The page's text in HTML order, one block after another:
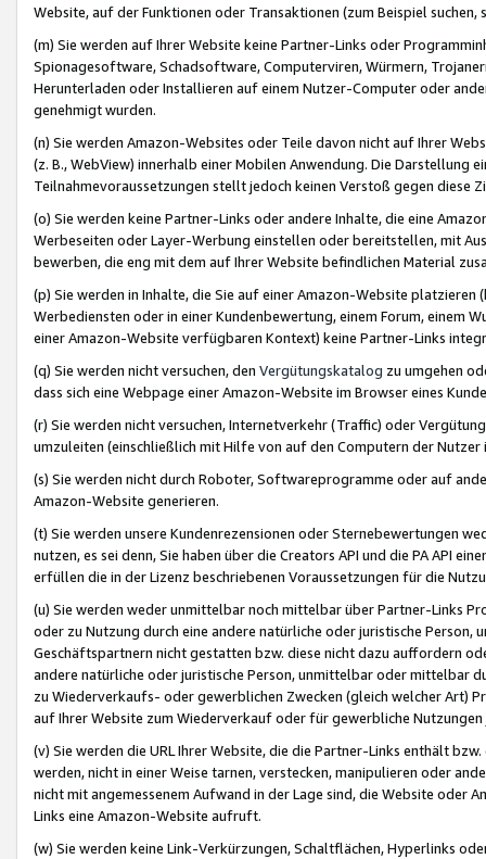
Website, auf der Funktionen oder Transaktionen (zum Beispiel
(m) Sie werden auf Ihrer Website keine Partner-Links oder
Spionagesoftware, Schadsoftware, Computerviren, Würmern,
Herunterladen oder Installieren auf einem Nutzer-Computer oder
genehmigt wurden.
(n) Sie werden Amazon-Websites oder Teile davon nicht auf Ihrer
(z. B., WebView) innerhalb einer Mobilen Anwendung. Die Darstellung
Teilnahmevoraussetzungen stellt jedoch keinen Verstoß gegen diese
(o) Sie werden keine Partner-Links oder andere Inhalte, die eine
Werbeseiten oder Layer-Werbung einstellen oder bereitstellen, mit
bewerben, die eng mit dem auf Ihrer Website befindlichen Material
(p) Sie werden in Inhalte, die Sie auf einer Amazon-Website
Werbediensten oder in einer Kundenbewertung, einem Forum, einem
einer Amazon-Website verfügbaren Kontext) keine Partner-Links
(q) Sie werden nicht versuchen, den Vergütungskatalog zu umgehen
dass sich eine Webpage einer Amazon-Website im Browser eines
(r) Sie werden nicht versuchen, Internetverkehr (Traffic) oder
umzuleiten (einschließlich mit Hilfe von auf den Computern der
(s) Sie werden nicht durch Roboter, Softwareprogramme oder auf
Amazon-Website generieren.
(t) Sie werden unsere Kundenrezensionen oder Sternebewertungen
nutzen, es sei denn, Sie haben über die Creators API und die PA API
erfüllen die in der Lizenz beschriebenen Voraussetzungen für die
(u) Sie werden weder unmittelbar noch mittelbar über Partner-Links
oder zu Nutzung durch eine andere natürliche oder juristische
Geschäftspartnern nicht gestatten bzw. diese nicht dazu auffordern
andere natürliche oder juristische Person, unmittelbar oder mittelbar
zu Wiederverkaufs- oder gewerblichen Zwecken (gleich welcher Art)
auf Ihrer Website zum Wiederverkauf oder für gewerbliche
(v) Sie werden die URL Ihrer Website, die die Partner-Links enthält
werden, nicht in einer Weise tarnen, verstecken, manipulieren oder
nicht mit angemessenem Aufwand in der Lage sind, die Website oder
Links eine Amazon-Website aufruft.
(w) Sie werden keine Link-Verkürzungen, Schaltflächen, Hyperlinks